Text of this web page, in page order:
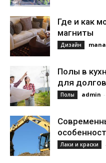
Где и как
магниты
Дизайн
Полы в
для
Полы admin -
Лаки и краски